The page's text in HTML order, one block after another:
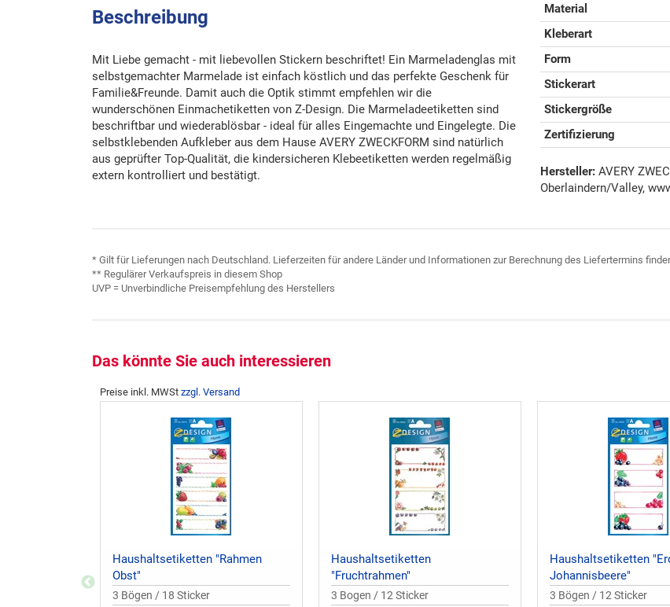
Beschreibung
Mit Liebe gemacht - mit liebevollen Stickern beschriftet! Ein Marmeladenglas mit
selbstgemachter Marmelade ist einfach köstlich und das perfekte Geschenk für
Familie&Freunde. Damit auch die Optik stimmt empfehlen wir die
wunderschönen Einmachetiketten von Z-Design. Die Marmeladeetiketten sind
beschriftbar und wiederablösbar - ideal für alles Eingemachte und Eingelegte. Die
selbstklebenden Aufkleber aus dem Hause AVERY ZWECKFORM sind natürlich
aus geprüfter Top-Qualität, die kindersicheren Klebeetiketten werden regelmäßig
extern kontrolliert und bestätigt.
Material
Kleberart
Form
Stickerart
Stickergröße
Zertifizierung
Hersteller: AVERY
Oberlaindern/Valley,
* Gilt für Lieferungen nach Deutschland. Lieferzeiten für andere Länder und Informationen zur Berechnung des Liefertermins
** Regulärer Verkaufspreis in diesem Shop
UVP = Unverbindliche Preisempfehlung des Herstellers
Das könnte Sie auch interessieren
Preise inkl. MWSt zzgl. Versand
Haushaltsetiketten "Rahmen
Obst"
3 Bögen / 18 Sticker
Haushaltsetiketten
"Fruchtrahmen"
3 Bogen / 12 Sticker
Haushaltsetiketten
Johannisbeere"
3 Bögen / 12 Sticker